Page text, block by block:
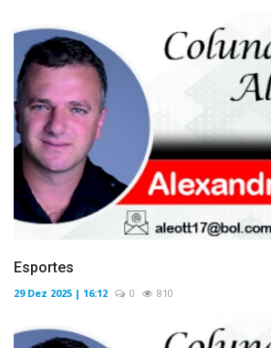
Esportes
29 Dez 2025 | 16:12 0 810